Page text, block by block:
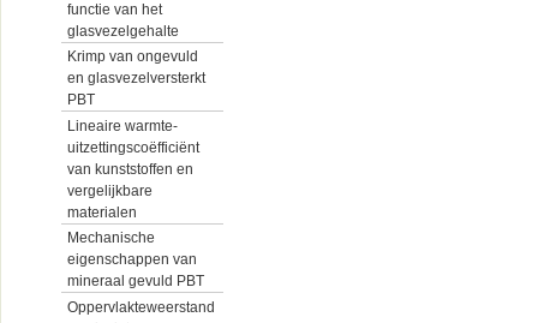
functie van het
glasvezelgehalte
Krimp van ongevuld
en glasvezelversterkt
PBT
Lineaire warmte-
uitzettingscoëfficiënt
van kunststoffen en
vergelijkbare
materialen
Mechanische
eigenschappen van
mineraal gevuld PBT
Oppervlakteweerstand